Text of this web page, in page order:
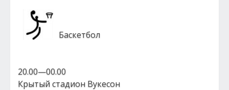
Баскетбол
20.00—00.00
Крытый стадион Вукесон